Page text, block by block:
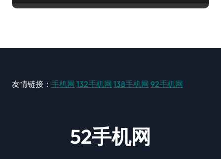
友情链接： 手机网 132手机网 138手机网 92手机网
52手机网